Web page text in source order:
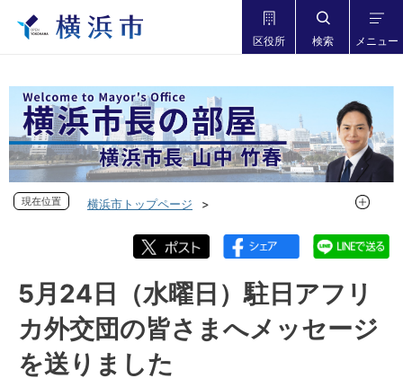
区役所 検索 メニュー
現在位置
横浜市トップページ
フォトダイアリー 2023年度
フォトダイアリー 2023年5月
5月24日（水曜日）駐日アフリカ外交団の皆さまへメッセージ
を送りました
現在位
5月24日（水曜日）駐日アフリ
カ外交団の皆さまへメッセージ
を送りました